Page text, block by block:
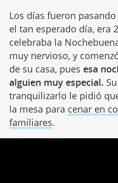
Los días fueron
el tan esperado día, era
celebraba la
muy nervioso, y
de su casa, pues esa
alguien muy especial.
tranquilizarlo le pidió
la mesa para cenar en
familiares.